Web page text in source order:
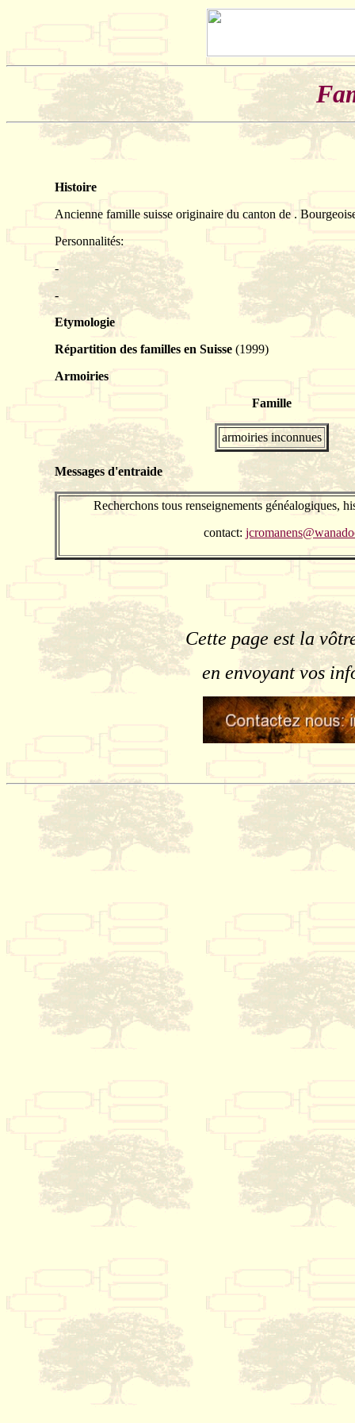
Histoire
Ancienne famille suisse originaire du canton de .
Personnalités:
-
-
Etymologie
Répartition des familles en Suisse (1999)
Armoiries
Famille
armoiries inconnues
Messages d'entraide
Recherchons tous renseignements généalogiques,
contact:
Cette page est la
en envoyant vos